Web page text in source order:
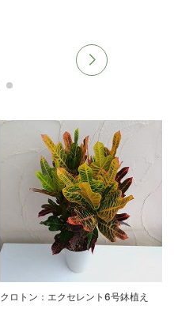
クロトン：エクセレント6号鉢植え